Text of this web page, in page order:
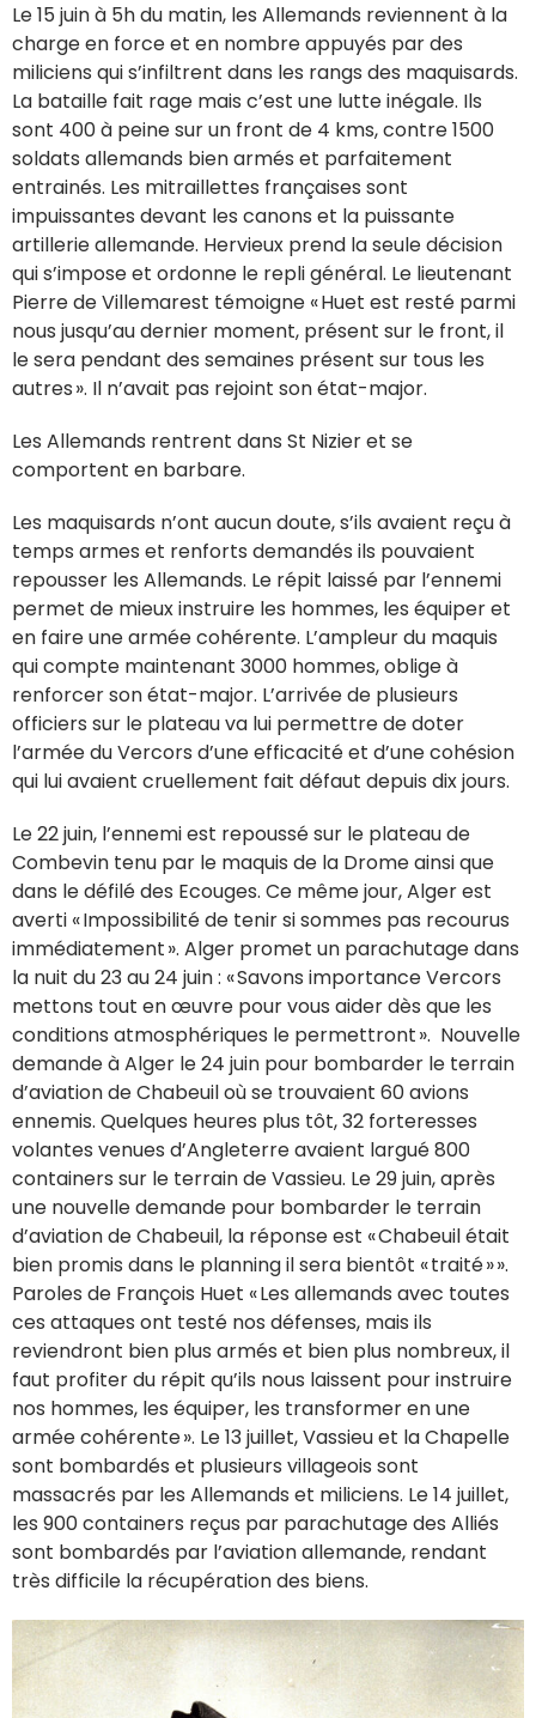
Le 15 juin à 5h du matin, les Allemands reviennent à la
charge en force et en nombre appuyés par des
miliciens qui s’infiltrent dans les rangs des maquisards.
La bataille fait rage mais c’est une lutte inégale. Ils
sont 400 à peine sur un front de 4 kms, contre 1500
soldats allemands bien armés et parfaitement
entrainés. Les mitraillettes françaises sont
impuissantes devant les canons et la puissante
artillerie allemande. Hervieux prend la seule décision
qui s’impose et ordonne le repli général. Le lieutenant
Pierre de Villemarest témoigne « Huet est resté parmi
nous jusqu’au dernier moment, présent sur le front, il
le sera pendant des semaines présent sur tous les
autres ». Il n’avait pas rejoint son état-major.
Les Allemands rentrent dans St Nizier et se
comportent en barbare.
Les maquisards n’ont aucun doute, s’ils avaient reçu à
temps armes et renforts demandés ils pouvaient
repousser les Allemands. Le répit laissé par l’ennemi
permet de mieux instruire les hommes, les équiper et
en faire une armée cohérente. L’ampleur du maquis
qui compte maintenant 3000 hommes, oblige à
renforcer son état-major. L’arrivée de plusieurs
officiers sur le plateau va lui permettre de doter
l’armée du Vercors d’une efficacité et d’une cohésion
qui lui avaient cruellement fait défaut depuis dix jours.
Le 22 juin, l’ennemi est repoussé sur le plateau de
Combevin tenu par le maquis de la Drome ainsi que
dans le défilé des Ecouges. Ce même jour, Alger est
averti « Impossibilité de tenir si sommes pas recourus
immédiatement ». Alger promet un parachutage dans
la nuit du 23 au 24 juin : « Savons importance Vercors
mettons tout en œuvre pour vous aider dès que les
conditions atmosphériques le permettront ». Nouvelle
demande à Alger le 24 juin pour bombarder le terrain
d’aviation de Chabeuil où se trouvaient 60 avions
ennemis. Quelques heures plus tôt, 32 forteresses
volantes venues d’Angleterre avaient largué 800
containers sur le terrain de Vassieu. Le 29 juin, après
une nouvelle demande pour bombarder le terrain
d’aviation de Chabeuil, la réponse est « Chabeuil était
bien promis dans le planning il sera bientôt « traité » ».
Paroles de François Huet « Les allemands avec toutes
ces attaques ont testé nos défenses, mais ils
reviendront bien plus armés et bien plus nombreux, il
faut profiter du répit qu’ils nous laissent pour instruire
nos hommes, les équiper, les transformer en une
armée cohérente ». Le 13 juillet, Vassieu et la Chapelle
sont bombardés et plusieurs villageois sont
massacrés par les Allemands et miliciens. Le 14 juillet,
les 900 containers reçus par parachutage des Alliés
sont bombardés par l’aviation allemande, rendant
très difficile la récupération des biens.